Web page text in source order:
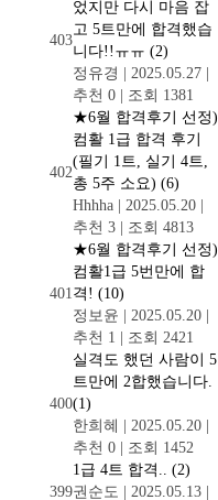
403
었지만 다시 마음 잡
고 5트만에 합격했습
니다!!ㅠㅠ (2)
정유경 | 2025.05.27 |
추천 0 | 조회 1381
402
★6월 합격후기 선정)
컴활 1급 합격 후기
(필기 1트, 실기 4트,
총 5주 소요) (6)
Hhhha | 2025.05.20 |
추천 3 | 조회 4813
401
★6월 합격후기 선정)
컴활1급 5번만에 합
격! (10)
정보윤 | 2025.05.20 |
추천 1 | 조회 2421
400
실격도 했던 사람이 5
트만에 2합했습니다.
(1)
한희혜 | 2025.05.20 |
추천 0 | 조회 1452
399
1급 4트 합격.. (2)
권순도 | 2025.05.13 |